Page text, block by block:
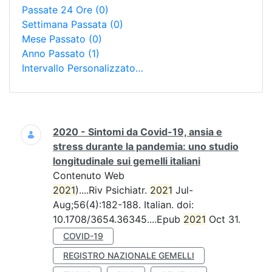
Passate 24 Ore (0)
Settimana Passata (0)
Mese Passato (0)
Anno Passato (1)
Intervallo Personalizzato…
Ricerca
2020 - Sintomi da Covid-19, ansia e
stress durante la pandemia: uno studio
longitudinale sui gemelli italiani
Contenuto Web
2021)....Riv Psichiatr. 2021 Jul-
Aug;56(4):182-188. Italian. doi:
10.1708/3654.36345....Epub 2021 Oct 31.
COVID-19
REGISTRO NAZIONALE GEMELLI